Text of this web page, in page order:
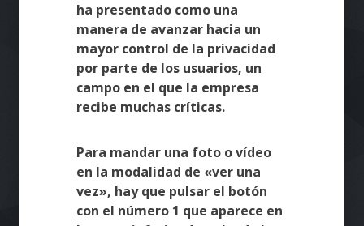
ha presentado como una
manera de avanzar hacia un
mayor control de la privacidad
por parte de los usuarios, un
campo en el que la empresa
recibe muchas críticas.
Para mandar una foto o vídeo
en la modalidad de «ver una
vez», hay que pulsar el botón
con el número 1 que aparece en